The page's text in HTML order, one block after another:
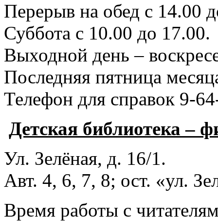
Перерыв на обед с 14.00
Суббота с 10.00 до 17.00.
Выходной день –
Последняя пятница
Телефон для справок 9-
Детская библиотека –
Ул. Зелёная, д. 16/1.
Авт. 4, 6, 7, 8; ост. «ул.
Время работы с